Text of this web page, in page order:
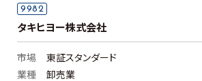
9982
タキヒヨー株式会社
市場
東証スタンダード
業種
卸売業